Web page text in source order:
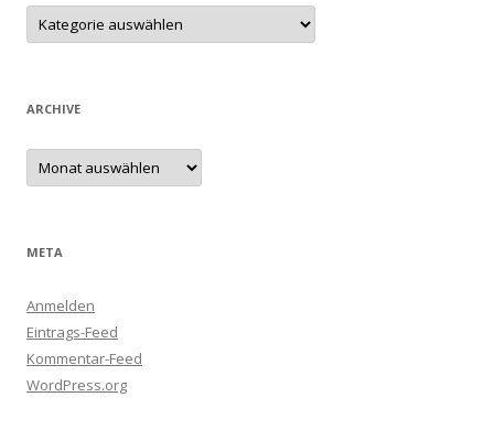
Kategorien
ARCHIVE
Archive
META
Anmelden
Eintrags-Feed
Kommentar-Feed
WordPress.org